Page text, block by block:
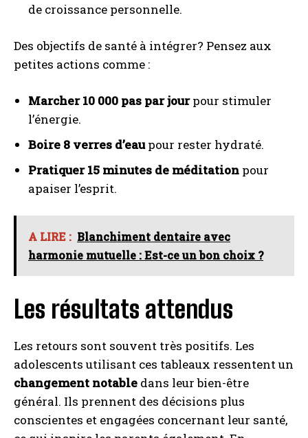
I WANT IN
I've read and accept thePrivacy Policy.
A LIRE : Jimmy Mohamed : la méthode sans sport ni
de croissance personnelle.
Des objectifs de santé à intégrer? Pensez aux
petites actions comme :
Marcher 10 000 pas par jourpour stimuler
l’énergie.
Boire 8 verres d’eaupour rester hydraté.
Pratiquer 15 minutes de méditation pour
apaiser l’esprit.
A LIRE : Blanchiment dentaire avec
harmonie mutuelle : Est-ce un bon choix ?
Les résultats attendus
Les retours sont souvent très positifs. Les
adolescents utilisant ces tableaux ressentent un
changement notable dans leur bien-être
général. Ils prennent des décisions plus
conscientes et engagées concernant leur santé,